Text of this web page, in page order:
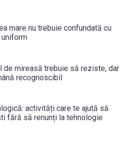
mare nu trebuie confundată cu
de mireasă trebuie să reziste, dar
recognoscibil
activități care te ajută să
fără să renunți la tehnologie